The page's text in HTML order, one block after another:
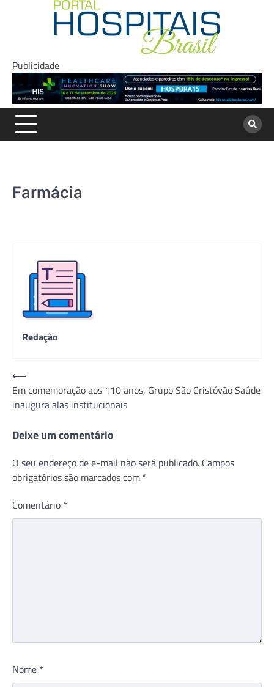
Publicidade
Farmácia
Redação
Navegação
de
Post
⟵
Em comemoração aos 110 anos, Grupo São Cristóvão Saúde
inaugura alas institucionais
Deixe um comentário
O seu endereço de e-mail não será publicado. Campos
obrigatórios são marcados com *
Comentário *
Nome *